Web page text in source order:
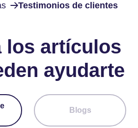
Testimonios de clientes
los artículos
ayudarte
Blogs